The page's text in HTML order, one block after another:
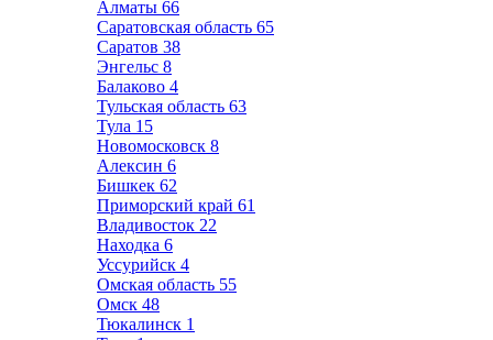
Алматы 66
Саратовская область 65
Саратов 38
Энгельс 8
Балаково 4
Тульская область 63
Тула 15
Новомосковск 8
Алексин 6
Бишкек 62
Приморский край 61
Владивосток 22
Находка 6
Уссурийск 4
Омская область 55
Омск 48
Тюкалинск 1